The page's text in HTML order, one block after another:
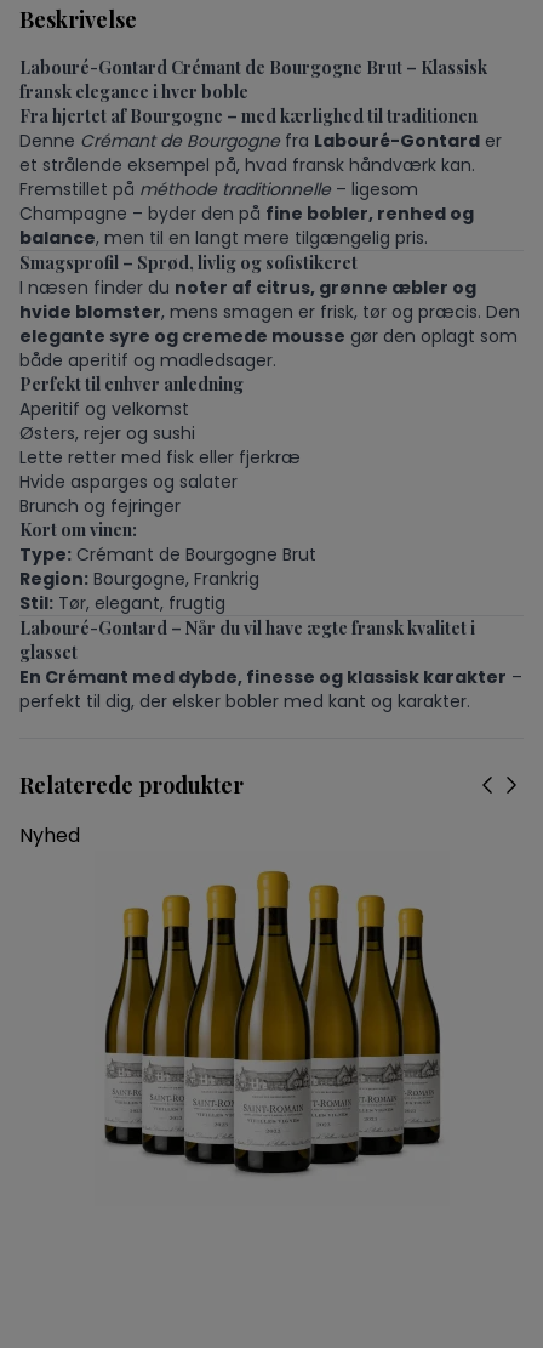
Beskrivelse
Labouré-Gontard Crémant de Bourgogne Brut – Klassisk
fransk elegance i hver boble
Fra hjertet af Bourgogne – med kærlighed til traditionen
Denne Crémant de Bourgogne fra Labouré-Gontard er
et strålende eksempel på, hvad fransk håndværk kan.
Fremstillet på méthode traditionnelle – ligesom
Champagne – byder den på fine bobler, renhed og
balance, men til en langt mere tilgængelig pris.
Smagsprofil – Sprød, livlig og sofistikeret
I næsen finder du noter af citrus, grønne æbler og
hvide blomster, mens smagen er frisk, tør og præcis. Den
elegante syre og cremede mousse gør den oplagt som
både aperitif og madledsager.
Perfekt til enhver anledning
Aperitif og velkomst
Østers, rejer og sushi
Lette retter med fisk eller fjerkræ
Hvide asparges og salater
Brunch og fejringer
Kort om vinen:
Type: Crémant de Bourgogne Brut
Region: Bourgogne, Frankrig
Stil: Tør, elegant, frugtig
Labouré-Gontard – Når du vil have ægte fransk kvalitet i
glasset
En Crémant med dybde, finesse og klassisk karakter –
perfekt til dig, der elsker bobler med kant og karakter.
Relaterede produkter
Nyhed